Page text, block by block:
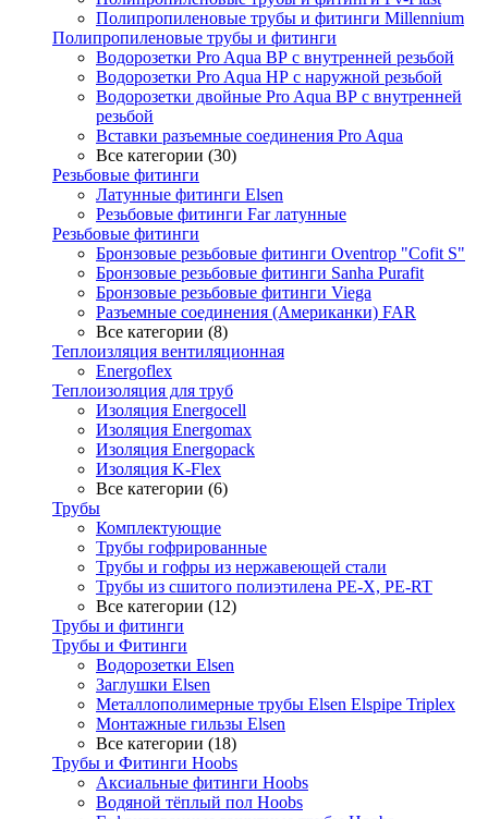
Полипропиленовые трубы и фитинги Millennium
Полипропиленовые трубы и фитинги
Водорозетки Pro Aqua ВР с внутренней резьбой
Водорозетки Pro Aqua НР с наружной резьбой
Водорозетки двойные Pro Aqua ВР с внутренней
резьбой
Вставки разъемные соединения Pro Aqua
Все категории (30)
Резьбовые фитинги
Латунные фитинги Elsen
Резьбовые фитинги Far латунные
Резьбовые фитинги
Бронзовые резьбовые фитинги Oventrop "Cofit S"
Бронзовые резьбовые фитинги Sanha Purafit
Бронзовые резьбовые фитинги Viega
Разъемные соединения (Американки) FAR
Все категории (8)
Теплоизляция вентиляционная
Energoflex
Теплоизоляция для труб
Изоляция Energocell
Изоляция Energomax
Изоляция Energopack
Изоляция K-Flex
Все категории (6)
Трубы
Комплектующие
Трубы гофрированные
Трубы и гофры из нержавеющей стали
Трубы из сшитого полиэтилена PE-X, PE-RT
Все категории (12)
Трубы и фитинги
Трубы и Фитинги
Водорозетки Elsen
Заглушки Elsen
Металлополимерные трубы Elsen Elspipe Triplex
Монтажные гильзы Elsen
Все категории (18)
Трубы и Фитинги Hoobs
Аксиальные фитинги Hoobs
Водяной тёплый пол Hoobs